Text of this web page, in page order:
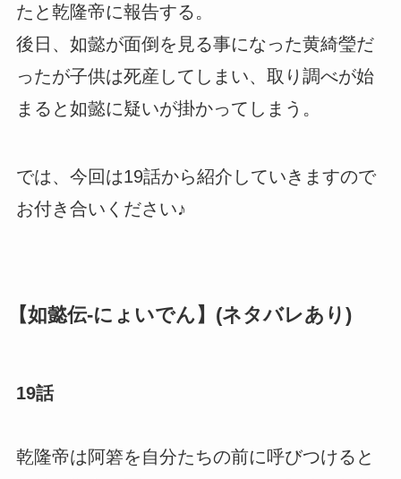
たと乾隆帝に報告する。
後日、如懿が面倒を見る事になった黄綺瑩だ
ったが子供は死産してしまい、取り調べが始
まると如懿に疑いが掛かってしまう。
では、今回は19話から紹介していきますので
お付き合いください♪
【如懿伝-にょいでん】(ネタバレあり)
19話
乾隆帝は阿箬を自分たちの前に呼びつけると